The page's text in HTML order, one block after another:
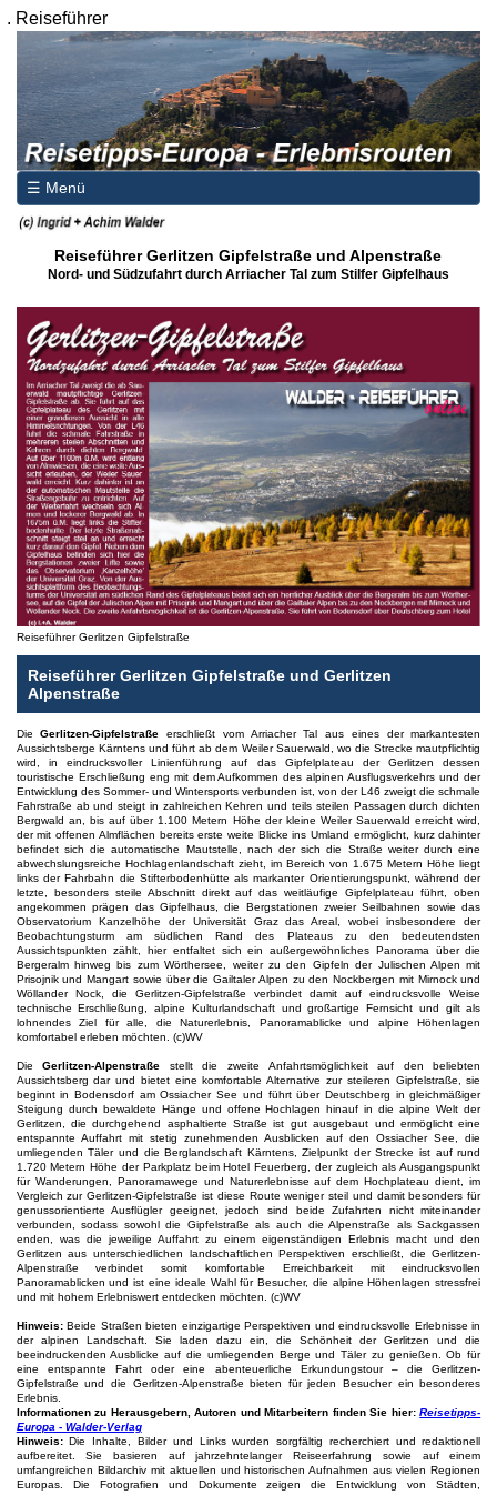
. Reiseführer
☰ Menü
Reiseführer Gerlitzen Gipfelstraße und Alpenstraße
Nord- und Südzufahrt durch Arriacher Tal zum Stilfer Gipfelhaus
Reiseführer Gerlitzen Gipfelstraße
Reiseführer Gerlitzen Gipfelstraße und Gerlitzen
Alpenstraße
DieGerlitzen-Gipfelstraße erschließt vom Arriacher Tal aus eines der markantesten
Aussichtsberge Kärntens und führt ab dem Weiler Sauerwald, wo die Strecke mautpflichtig
wird, in eindrucksvoller Linienführung auf das Gipfelplateau der Gerlitzen dessen
touristische Erschließung eng mit dem Aufkommen des alpinen Ausflugsverkehrs und der
Entwicklung des Sommer- und Wintersports verbunden ist, von der L46 zweigt die schmale
Fahrstraße ab und steigt in zahlreichen Kehren und teils steilen Passagen durch dichten
Bergwald an, bis auf über 1.100 Metern Höhe der kleine Weiler Sauerwald erreicht wird,
der mit offenen Almflächen bereits erste weite Blicke ins Umland ermöglicht, kurz dahinter
befindet sich die automatische Mautstelle, nach der sich die Straße weiter durch eine
abwechslungsreiche Hochlagenlandschaft zieht, im Bereich von 1.675 Metern Höhe liegt
links der Fahrbahn die Stifterbodenhütte als markanter Orientierungspunkt, während der
letzte, besonders steile Abschnitt direkt auf das weitläufige Gipfelplateau führt, oben
angekommen prägen das Gipfelhaus, die Bergstationen zweier Seilbahnen sowie das
Observatorium Kanzelhöhe der Universität Graz das Areal, wobei insbesondere der
Beobachtungsturm am südlichen Rand des Plateaus zu den bedeutendsten
Aussichtspunkten zählt, hier entfaltet sich ein außergewöhnliches Panorama über die
Bergeralm hinweg bis zum Wörthersee, weiter zu den Gipfeln der Julischen Alpen mit
Prisojnik und Mangart sowie über die Gailtaler Alpen zu den Nockbergen mit Mirnock und
Wöllander Nock, die Gerlitzen-Gipfelstraße verbindet damit auf eindrucksvolle Weise
technische Erschließung, alpine Kulturlandschaft und großartige Fernsicht und gilt als
lohnendes Ziel für alle, die Naturerlebnis, Panoramablicke und alpine Höhenlagen
komfortabel erleben möchten. (c)WV
DieGerlitzen-Alpenstraße stellt die zweite Anfahrtsmöglichkeit auf den beliebten
Aussichtsberg dar und bietet eine komfortable Alternative zur steileren Gipfelstraße, sie
beginnt in Bodensdorf am Ossiacher See und führt über Deutschberg in gleichmäßiger
Steigung durch bewaldete Hänge und offene Hochlagen hinauf in die alpine Welt der
Gerlitzen, die durchgehend asphaltierte Straße ist gut ausgebaut und ermöglicht eine
entspannte Auffahrt mit stetig zunehmenden Ausblicken auf den Ossiacher See, die
umliegenden Täler und die Berglandschaft Kärntens, Zielpunkt der Strecke ist auf rund
1.720 Metern Höhe der Parkplatz beim Hotel Feuerberg, der zugleich als Ausgangspunkt
für Wanderungen, Panoramawege und Naturerlebnisse auf dem Hochplateau dient, im
Vergleich zur Gerlitzen-Gipfelstraße ist diese Route weniger steil und damit besonders für
genussorientierte Ausflügler geeignet, jedoch sind beide Zufahrten nicht miteinander
verbunden, sodass sowohl die Gipfelstraße als auch die Alpenstraße als Sackgassen
enden, was die jeweilige Auffahrt zu einem eigenständigen Erlebnis macht und den
Gerlitzen aus unterschiedlichen landschaftlichen Perspektiven erschließt, die Gerlitzen-
Alpenstraße verbindet somit komfortable Erreichbarkeit mit eindrucksvollen
Panoramablicken und ist eine ideale Wahl für Besucher, die alpine Höhenlagen stressfrei
und mit hohem Erlebniswert entdecken möchten. (c)WV
Hinweis:Beide Straßen bieten einzigartige Perspektiven und eindrucksvolle Erlebnisse in
der alpinen Landschaft. Sie laden dazu ein, die Schönheit der Gerlitzen und die
beeindruckenden Ausblicke auf die umliegenden Berge und Täler zu genießen. Ob für
eine entspannte Fahrt oder eine abenteuerliche Erkundungstour – die Gerlitzen-
Gipfelstraße und die Gerlitzen-Alpenstraße bieten für jeden Besucher ein besonderes
Erlebnis.
Informationen zu Herausgebern, Autoren und Mitarbeitern finden Sie hier:Reisetipps-
Europa - Walder-Verlag
Hinweis:Die Inhalte, Bilder und Links wurden sorgfältig recherchiert und redaktionell
aufbereitet. Sie basieren auf jahrzehntelanger Reiseerfahrung sowie auf einem
umfangreichen Bildarchiv mit aktuellen und historischen Aufnahmen aus vielen Regionen
Europas. Die Fotografien und Dokumente zeigen die Entwicklung von Städten,